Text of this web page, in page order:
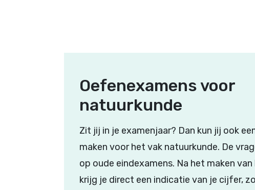
Oefenexamens voor
natuurkunde
Zit jij in je examenjaar? Dan kun jij ook
maken voor het vak natuurkunde. De
op oude eindexamens. Na het maken
krijg je direct een indicatie van je cijfer,